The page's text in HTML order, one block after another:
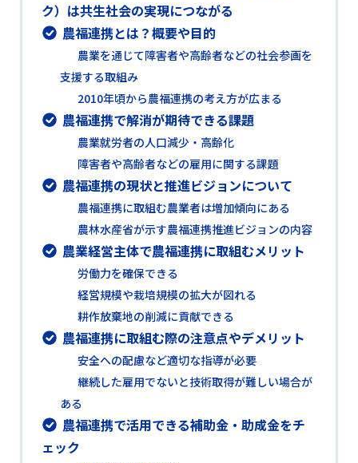
ク）は共生社会の実現につながる
農福連携とは？概要や目的
農業を通じて障害者や高齢者などの社会参画を
支援する取組み
2010年頃から農福連携の考え方が広まる
農福連携で解消が期待できる課題
農業就労者の人口減少・高齢化
障害者や高齢者などの雇用に関する課題
農福連携の現状と推進ビジョンについて
農福連携に取組む農業者は増加傾向にある
農林水産省が示す農福連携推進ビジョンの内容
農業経営主体で農福連携に取組むメリット
労働力を確保できる
経営規模や栽培規模の拡大が図れる
耕作放棄地の削減に貢献できる
農福連携に取組む際の注意点やデメリット
安全への配慮など適切な指導が必要
継続した雇用でないと技術取得が難しい場合が
ある
農福連携で活用できる補助金・助成金をチ
ェック